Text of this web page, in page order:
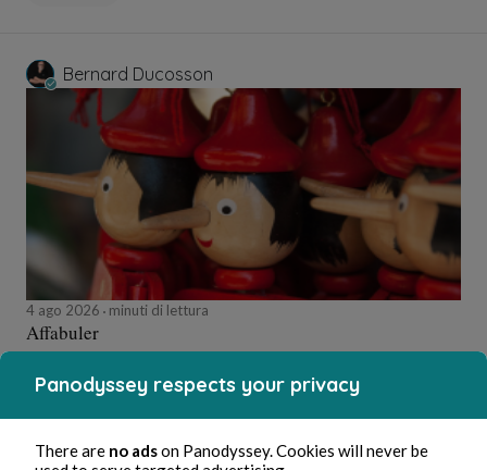
Bernard Ducosson
4 ago 2026 minuti di lettura
Affabuler
Istruzione
Panodyssey respects your privacy
There are no adson Panodyssey. Cookies will never be